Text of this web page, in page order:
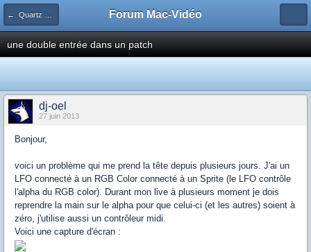
← Quartz Composer Forum Mac-Vidéo
une double entrée dans un patch
dj-oel
27 juin 2013
Bonjour,
voici un problème qui me prend la tête depuis plusieurs jours. J'ai un
LFO connecté à un RGB Color connecté à un Sprite (le LFO contrôle
l'alpha du RGB color). Durant mon live à plusieurs moment je dois
reprendre la main sur le alpha pour que celui-ci (et les autres) soient à
zéro, j'utilise aussi un contrôleur midi.
Voici une capture d'écran :